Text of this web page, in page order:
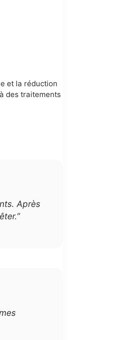
et la réduction
des traitements
Après